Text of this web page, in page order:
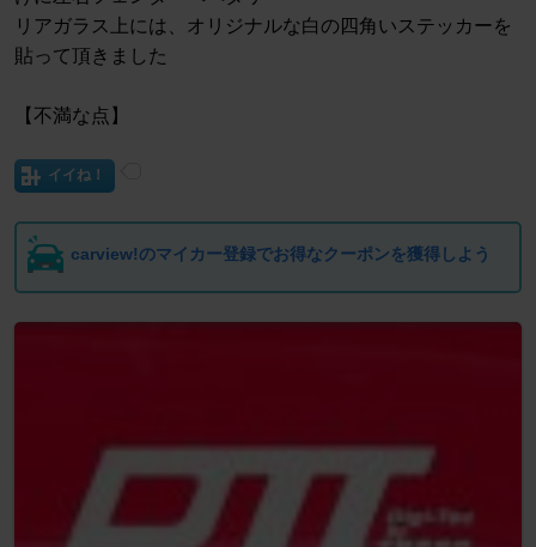
リアガラス上には、オリジナルな白の四角いステッカーを
貼って頂きました
【不満な点】
イイね！
carview!のマイカー登録でお得なクーポンを獲得しよう